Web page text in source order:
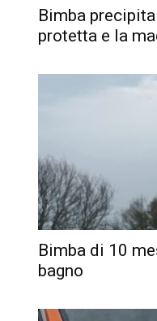
Bimba
protetta e la
Bimba di 10
bagno